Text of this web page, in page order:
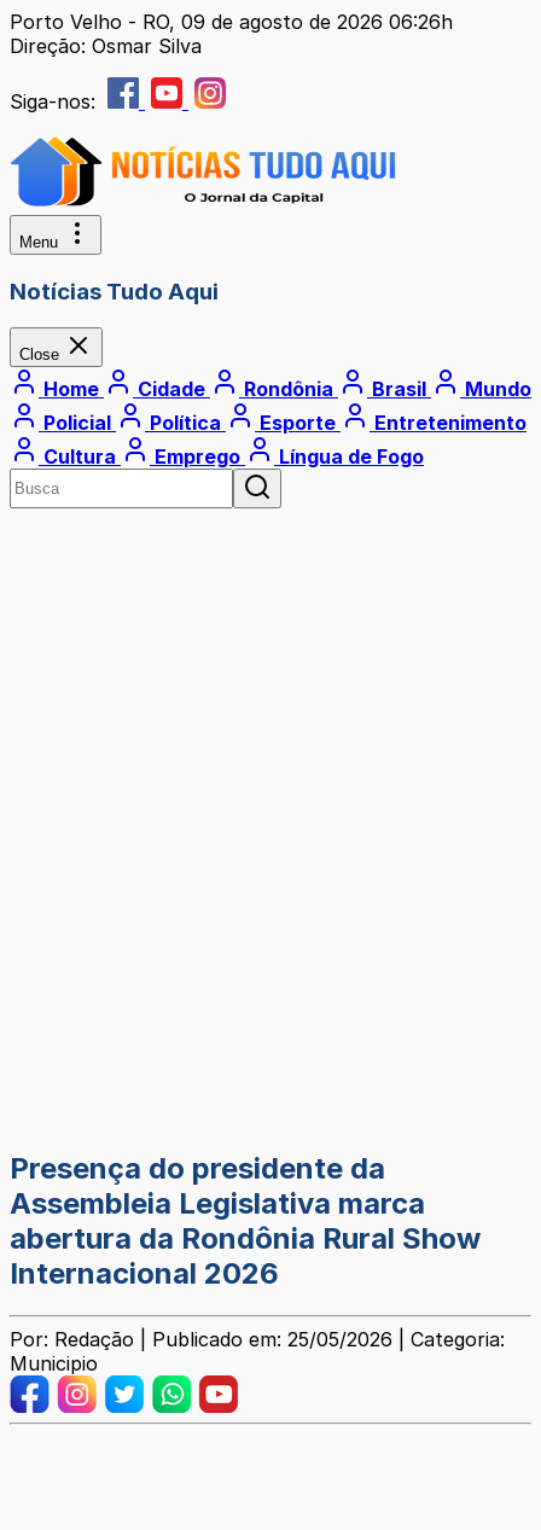
Porto Velho - RO, 09 de agosto de 2026 06:26h
Direção: Osmar Silva
Siga-nos:
Menu
Notícias Tudo Aqui
Close
Home Cidade Rondônia Brasil
Mundo
Policial
Política Esporte
Entretenimento
Cultura
Emprego Língua de Fogo
Presença do presidente da
Assembleia Legislativa marca
abertura da Rondônia Rural Show
Internacional 2026
Por: Redação | Publicado em: 25/05/2026 | Categoria:
Municipio